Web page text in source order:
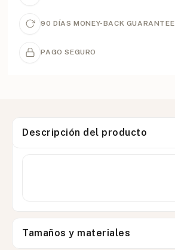
90 DÍAS MONEY-BACK GUARANTEE
PAGO SEGURO
Descripción del producto
Tamaños y materiales